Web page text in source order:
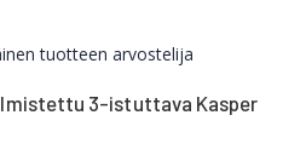
tuotteen arvostelija
3-istuttava Kasper